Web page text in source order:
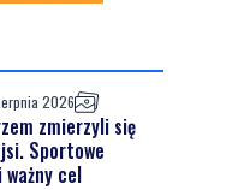
2026
zmierzyli się
Sportowe
cel